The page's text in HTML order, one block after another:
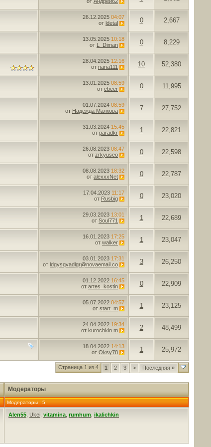
26.12.2025 04:07
от ldetal 0 2,667
13.05.2025 10:18
от L_Diman 0 8,229
28.04.2025 12:16
от nana111 10 52,380
13.01.2025 08:59
от cbeer 0 11,995
01.07.2024 08:59
от Надежда Малкова 7 27,752
31.03.2024 15:45
от paradkr 1 22,821
26.08.2023 08:47
от zrkyuseo 0 22,598
08.08.2023 18:32
от alexxxNet 0 22,787
17.04.2023 11:17
от Rusbig 0 23,020
29.03.2023 13:01
от Soul771 1 22,689
16.01.2023 17:25
от walker 1 23,047
03.01.2023 17:31
от ldgysqvadlgr@novaemail.co 3 26,250
01.12.2022 16:45
от artes_kostin 0 22,909
05.07.2022 04:57
от start_m 1 23,125
24.04.2022 19:34
от kurochkin.m 2 48,499
18.04.2022 14:13
от Oksy78 1 25,972
Страница 1 из 4 1 2 3 > Последняя »
Модераторы
Модераторы : 5
Alen55 Ukei vitamina rumhum ikalichkin